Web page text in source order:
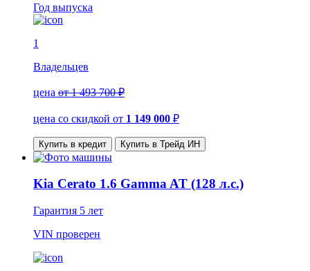
Год выпуска
1
Владельцев
цена от 1 493 700 ₽
цена со скидкой от 1 149 000 ₽
Купить в кредит Купить в Трейд ИН
Kia Cerato 1.6 Gamma AT (128 л.с.)
Гарантия 5 лет
VIN проверен